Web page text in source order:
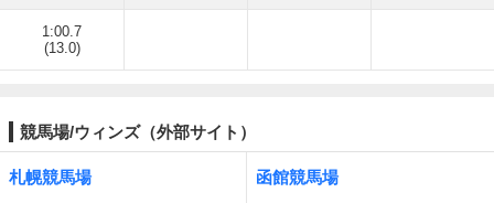
1:00.7
(13.0)
競馬場/ウィンズ（外部サイト）
札幌競馬場 函館競馬場